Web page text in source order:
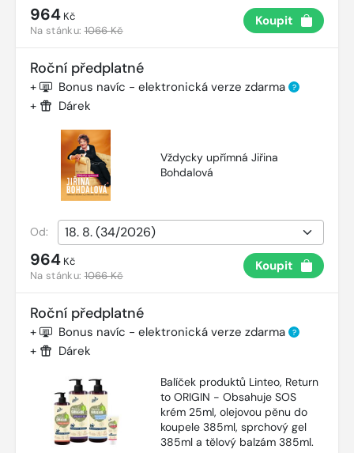
964 Kč
Na stánku:1066 Kč
Koupit
Roční předplatné
+ Bonus navíc - elektronická verze zdarma ?
+ Dárek
Vždycky upřímná Jiřina
Bohdalová
Od:
964 Kč
Na stánku:1066 Kč
Koupit
Roční předplatné
+ Bonus navíc - elektronická verze zdarma ?
+ Dárek
Balíček produktů Linteo, Return
to ORIGIN - Obsahuje SOS
krém 25ml, olejovou pěnu do
koupele 385ml, sprchový gel
385ml a tělový balzám 385ml.